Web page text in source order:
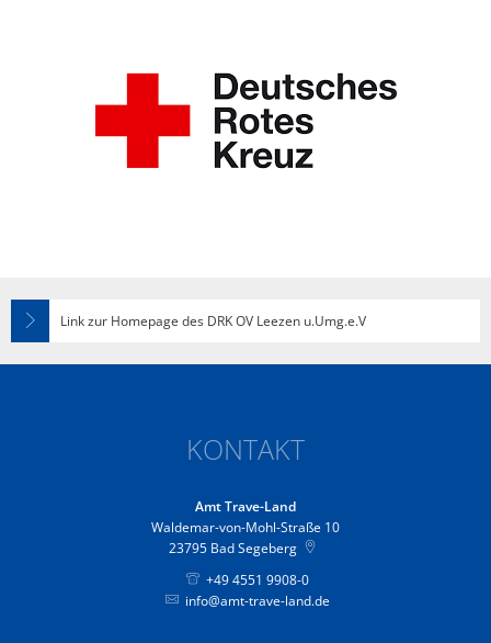
Link zur Homepage des DRK OV Leezen u.Umg.e.V
KONTAKT
Amt Trave-Land
Waldemar-von-Mohl-Straße 10
23795 Bad Segeberg
+49 4551 9908-0
info@amt-trave-land.de